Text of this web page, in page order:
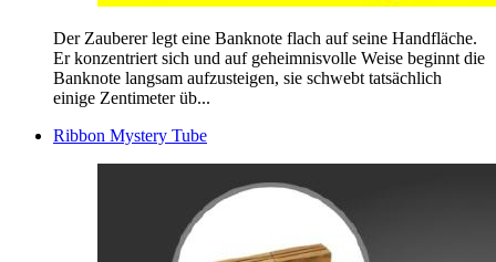
Der Zauberer legt eine Banknote flach auf seine Handfläche.
Er konzentriert sich und auf geheimnisvolle Weise beginnt die
Banknote langsam aufzusteigen, sie schwebt tatsächlich
einige Zentimeter üb...
Ribbon Mystery Tube